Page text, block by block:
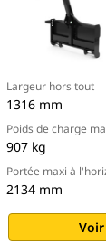
Largeur hors tout
1316 mm
Poids de charge
907 kg
Portée maxi à
2134 mm